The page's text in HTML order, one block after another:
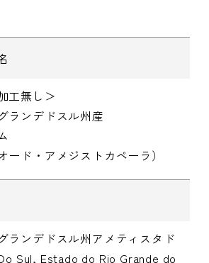
工無し＞
ランデドスル州産
ード・アメジストカペーラ）
ランデドスル州アメティスタド
Sul, Estado do Rio Grande do